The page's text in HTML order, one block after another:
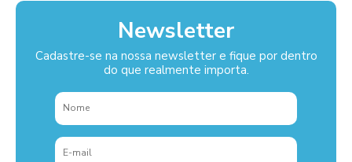
Newsletter
Cadastre-se na nossa newsletter e fique por dentro
do que realmente importa.